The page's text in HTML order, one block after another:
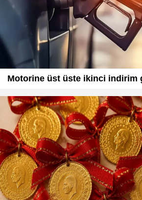
Motorine üst üste ikinci indirim